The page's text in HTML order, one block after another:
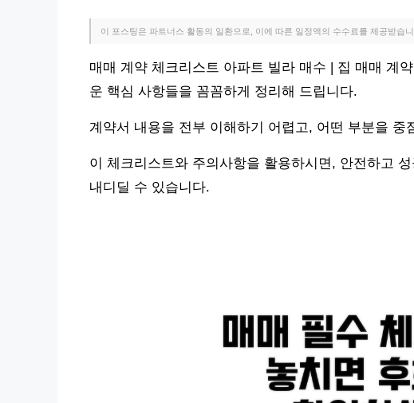
이 포스팅은 파트너스 활동의 일환으로, 이에 따른 일정액의 수수료를 제공받습
매매 계약 체크리스트 아파트 빌라 매수 | 집 매매 계
운 핵심 사항들을 꼼꼼하게 정리해 드립니다.
계약서 내용을 전부 이해하기 어렵고, 어떤 부분을
이 체크리스트와 주의사항을 활용하시면, 안전하고
내디딜 수 있습니다.